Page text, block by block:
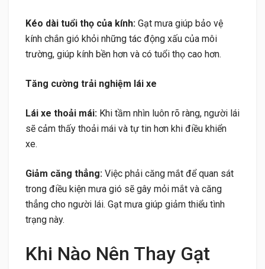
Kéo dài tuổi thọ của kính: Gạt mưa giúp bảo vệ
kính chắn gió khỏi những tác động xấu của môi
trường, giúp kính bền hơn và có tuổi thọ cao hơn.
Tăng cường trải nghiệm lái xe
Lái xe thoải mái: Khi tầm nhìn luôn rõ ràng, người lái
sẽ cảm thấy thoải mái và tự tin hơn khi điều khiển
xe.
Giảm căng thẳng: Việc phải căng mắt để quan sát
trong điều kiện mưa gió sẽ gây mỏi mắt và căng
thẳng cho người lái. Gạt mưa giúp giảm thiểu tình
trạng này.
Khi Nào Nên Thay Gạt